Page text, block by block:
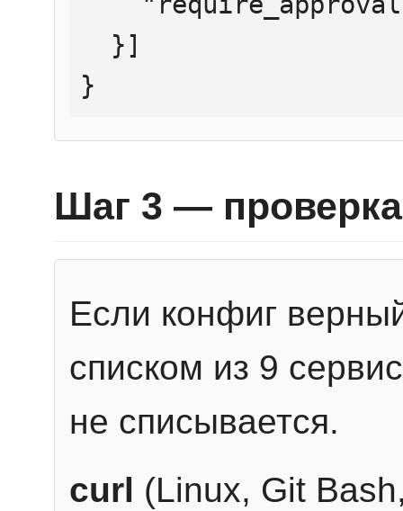
}
Шаг 3 — проверка
Если конфиг
списком из 9
не списывается.
curl (Linux, Git